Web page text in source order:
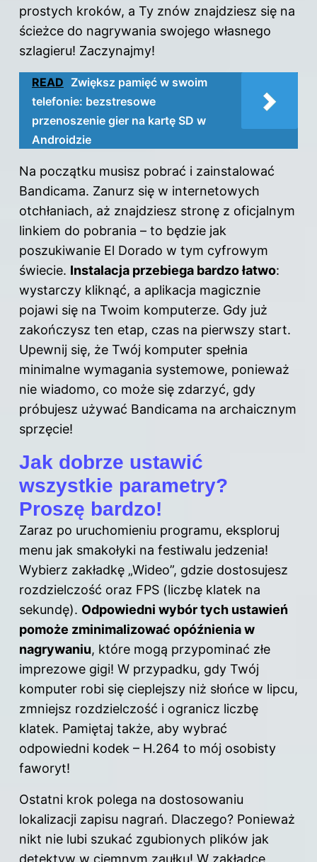
prostych kroków, a Ty znów znajdziesz się na
ścieżce do nagrywania swojego własnego
szlagieru! Zaczynajmy!
READ Zwiększ pamięć w swoim
telefonie: bezstresowe
przenoszenie gier na kartę SD w
Androidzie
Na początku musisz pobrać i zainstalować
Bandicama. Zanurz się w internetowych
otchłaniach, aż znajdziesz stronę z oficjalnym
linkiem do pobrania – to będzie jak
poszukiwanie El Dorado w tym cyfrowym
świecie. Instalacja przebiega bardzo łatwo:
wystarczy kliknąć, a aplikacja magicznie
pojawi się na Twoim komputerze. Gdy już
zakończysz ten etap, czas na pierwszy start.
Upewnij się, że Twój komputer spełnia
minimalne wymagania systemowe, ponieważ
nie wiadomo, co może się zdarzyć, gdy
próbujesz używać Bandicama na archaicznym
sprzęcie!
Jak dobrze ustawić
wszystkie parametry?
Proszę bardzo!
Zaraz po uruchomieniu programu, eksploruj
menu jak smakołyki na festiwalu jedzenia!
Wybierz zakładkę „Wideo”, gdzie dostosujesz
rozdzielczość oraz FPS (liczbę klatek na
sekundę). Odpowiedni wybór tych ustawień
pomoże zminimalizować opóźnienia w
nagrywaniu, które mogą przypominać złe
imprezowe gigi! W przypadku, gdy Twój
komputer robi się cieplejszy niż słońce w lipcu,
zmniejsz rozdzielczość i ogranicz liczbę
klatek. Pamiętaj także, aby wybrać
odpowiedni kodek – H.264 to mój osobisty
faworyt!
Ostatni krok polega na dostosowaniu
lokalizacji zapisu nagrań. Dlaczego? Ponieważ
nikt nie lubi szukać zgubionych plików jak
detektyw w ciemnym zaułku! W zakładce